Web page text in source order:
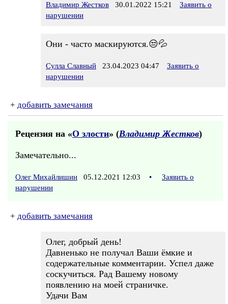
Владимир Жестков 30.01.2022 15:21
Заявить о
нарушении
Они - часто маскируются.😒💦
Сулла Славный 23.04.2023 04:47
Заявить о
нарушении
+ добавить замечания
Рецензия на «О злости» (Владимир Жестков)
Замечательно...
Олег Михайлишин 05.12.2021 12:03 •
Заявить о
нарушении
+ добавить замечания
Олег, добрый день!
Давненько не получал Ваши ёмкие и
содержательные комментарии. Успел даже
соскучиться. Рад Вашему новому
появлению на моей страничке.
Удачи Вам